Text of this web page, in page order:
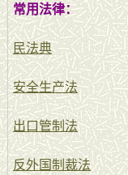
常用法律：
民法典
安全生产法
出口管制法
反外国制裁法